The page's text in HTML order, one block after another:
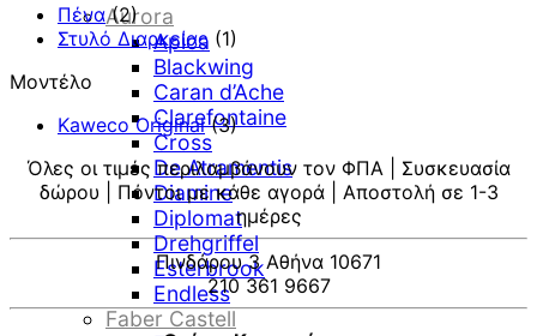
Aurora
Apica
Blackwing
Caran d’Ache
Clarefontaine
Cross
De Atramentis
Diamine
Diplomat
Drehgriffel
Esterbrook
Endless
Faber Castell
Πένα (2)
Στυλό Διαρκείας (1)
Μοντέλο
Kaweco Original (3)
Όλες οι τιμές περιλαμβάνουν τον ΦΠΑ | Συσκευασία
δώρου | Πόντοι με κάθε αγορά | Αποστολή σε 1-3
ημέρες
Πινδάρου 3 Αθήνα 10671
210 361 9667